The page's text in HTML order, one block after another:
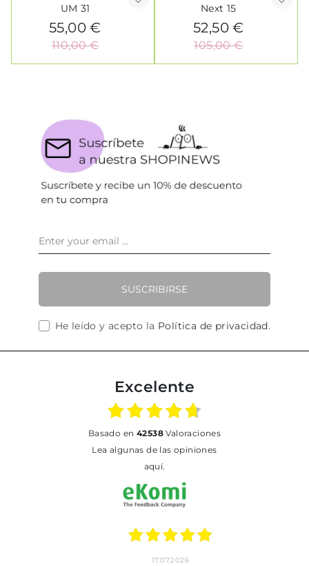
UM 31
55,00 €
110,00 €
Next 15
52,50 €
105,00 €
SUSCRIBIRSE
He leído y acepto la Política de privacidad.
Excelente
basado en 42538Valoraciones
Lea algunas de las opiniones
aquí.
17.07.2026